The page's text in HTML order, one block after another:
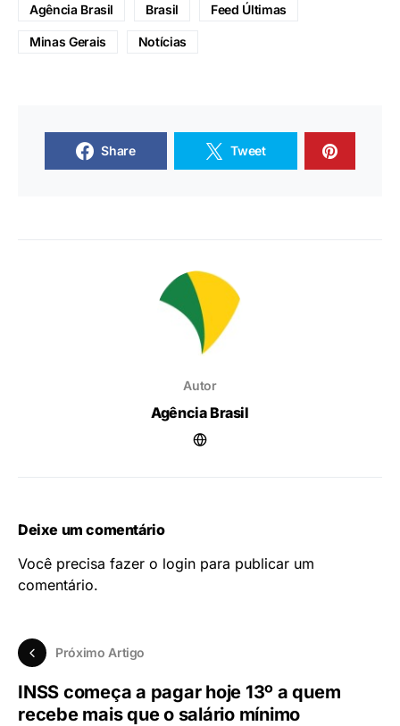
Agência Brasil Brasil Feed Últimas
Minas Gerais Notícias
Share Tweet
Autor
Agência Brasil
Deixe um comentário
Você precisa fazer o login para publicar um
comentário.
Próximo Artigo
INSS começa a pagar hoje 13º a quem
recebe mais que o salário mínimo